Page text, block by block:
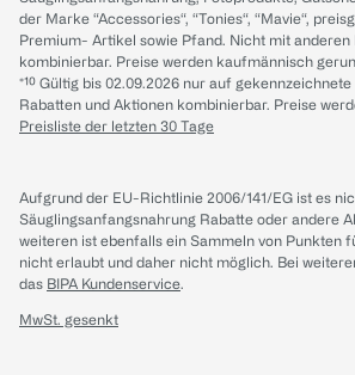
der Marke “Accessories“, “Tonies“, “Mavie“,
Premium- Artikel sowie Pfand. Nicht mit anderen
kombinierbar. Preise werden kaufmännisch
*¹⁰ Gültig bis 02.09.2026 nur auf
Rabatten und Aktionen kombinierbar. Preise
Preisliste der letzten 30 Tage
Aufgrund der EU-Richtlinie 2006/141/EG ist es
Säuglingsanfangsnahrung Rabatte oder andere
weiteren ist ebenfalls ein Sammeln von Punkten
nicht erlaubt und daher nicht möglich. Bei
das BIPA Kundenservice.
MwSt. gesenkt